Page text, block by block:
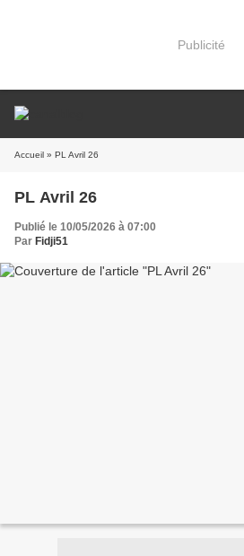
Publicité
Accueil » PL Avril 26
PL Avril 26
Publié le 10/05/2026 à 07:00
Par Fidji51